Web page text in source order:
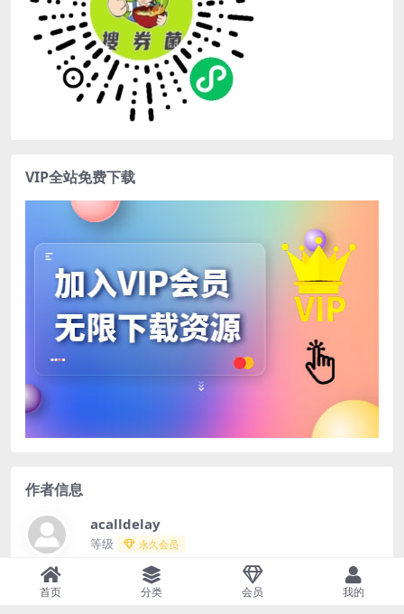
VIP全站免费下载
作者信息
acalldelay
等级 永久会员
39139
首页 分类 会员 我的